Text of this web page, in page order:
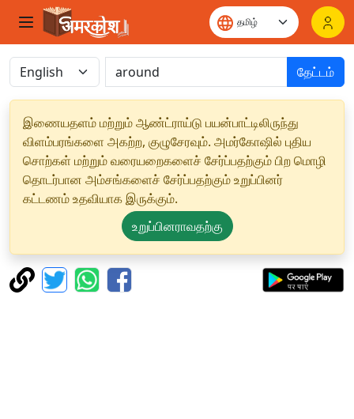
தேட்டம்
இணையதளம் மற்றும் ஆண்ட்ராய்டு பயன்பாட்டிலிருந்து
விளம்பரங்களை அகற்ற, குழுசேரவும். அமர்கோஷில் புதிய
சொற்கள் மற்றும் வரையறைகளைச் சேர்ப்பதற்கும் பிற மொழி
தொடர்பான அம்சங்களைச் சேர்ப்பதற்கும் உறுப்பினர்
கட்டணம் உதவியாக இருக்கும்.
உறுப்பினராவதற்கு